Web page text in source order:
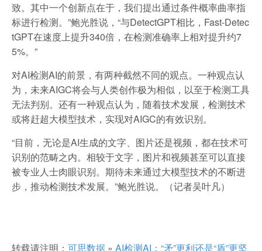
致。其中一个创新点在于，我们提出通过条件概率曲率指
标进行检测。”鲍光胜说，“与DetectGPT相比，Fast-Detec
tGPT在速度上提升340倍，在检测准确率上相对提升约7
5%。”
对AI检测AI的前景，有两种截然不同的观点。一种观点认
为，未来AIGC将会与人类创作极为相似，以至于检测工具
无法判别。还有一种观点认为，随着技术发展，检测技术
或将赶超大模型技术，实现对AIGC的有效识别。
“目前，无论是AI生成的文字、图片还是视频，都在技术可
识别的范畴之内。相较于文字，图片和视频甚至可以直接
被专业人士肉眼识别。期待未来通过大模型技术的不断进
步，推动检测技术发展。”鲍光胜说。（记者吴叶凡）
转载请注明： 可思数据 » AI检测AI：“矛”更利还是“盾”更坚